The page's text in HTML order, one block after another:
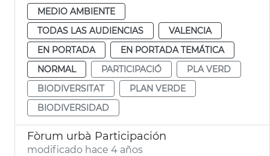
MEDIO AMBIENTE
TODAS LAS AUDIENCIAS
VALENCIA
EN PORTADA
EN PORTADA TEMÁTICA
NORMAL
PARTICIPACIÓ
PLA VERD
BIODIVERSITAT
PLAN VERDE
BIODIVERSIDAD
Fòrum urbà Participación
modificado hace 4 años